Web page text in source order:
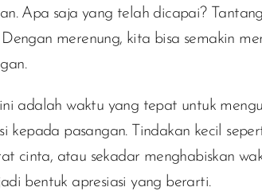
Apa saja yang telah dicapai?
merenung, kita bisa semakin
adalah waktu yang tepat untuk
kepada pasangan. Tindakan kecil
cinta, atau sekadar menghabiskan
bentuk apresiasi yang berarti.